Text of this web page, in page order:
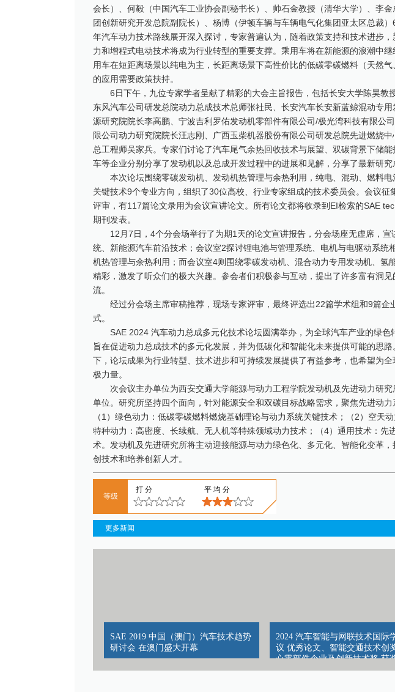
会长）、何毅（中国汽车工业协会副秘书长）、帅石金教授（清华大学）、李
团创新研究开发总院副院长）、杨博（伊顿车辆与车辆电气化集团亚太区总裁
年汽车动力技术路线展开深入探讨，专家普遍认为，随着政策支持和技术进步
力和增程式电动技术将成为行业转型的重要支撑。乘用车将在新能源的浪潮中
用车在短距离场景以纯电为主，长距离场景下高性价比的低碳零碳燃料（天然
的应用需要政策扶持。
6日下午，九位专家学者呈献了精彩的大会主旨报告，包括长安大学陈昊教
东风汽车公司研发总院动力总成技术总师张社民、长安汽车长安新蓝鲸混动专
源研究院院长李高鹏、宁波吉利罗佑发动机零部件有限公司/极光湾科技有限公
限公司动力研究院院长汪志刚、广西玉柴机器股份有限公司研发总院先进燃烧
总工程师吴家兵。专家们讨论了汽车尾气余热回收技术与展望、双碳背景下储
车等企业分别分享了发动机以及总成开发过程中的进展和见解，分享了最新研究
本次论坛围绕零碳发动机、发动机热管理与余热利用，纯电、混动、燃料
关键技术9个专业方向，组织了30位高校、行业专家组成的技术委员会。会议
评审，有117篇论文录用为会议宣讲论文。所有论文都将收录到EI检索的SAE
期刊发表。
12月7日，4个分会场举行了为期1天的论文宣讲报告，分会场座无虚席，
统、新能源汽车前沿技术；会议室2探讨锂电池与管理系统、电机与电驱动系
机热管理与余热利用；而会议室4则围绕零碳发动机、混合动力专用发动机、
精彩，激发了听众们的极大兴趣。参会者们积极参与互动，提出了许多富有洞
流。
经过分会场主席审稿推荐，现场专家评审，最终评选出22篇学术组和9篇
式。
SAE 2024 汽车动力总成多元化技术论坛圆满举办，为全球汽车产业的绿
旨在促进动力总成技术的多元化发展，并为低碳化和智能化未来提供可能的思
下，论坛成果为行业转型、技术进步和可持续发展提供了有益参考，也希望为
极力量。
次会议主办单位为西安交通大学能源与动力工程学院发动机及先进动力研
单位。研究所坚持四个面向，针对能源安全和双碳目标战略需求，聚焦先进动
（1）绿色动力：低碳零碳燃料燃烧基础理论与动力系统关键技术；（2）空天
特种动力：高密度、长续航、无人机等特殊领域动力技术；（4）通用技术：
术。发动机及先进研究所将主动迎接能源与动力绿色化、多元化、智能化变革
创技术和培养创新人才。
等级
打分 平均分
更多新闻
SAE 2019 中国（澳门）汽车技术趋势
研讨会 在澳门盛大开幕
2024 汽车智能与网联技术国际
议 优秀论文、智能交通技术创
心零部件企业及创新技术奖 获